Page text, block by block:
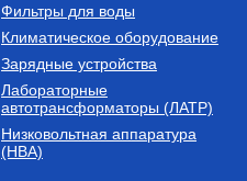
Фильтры для воды
Климатическое оборудование
Зарядные устройства
Лабораторные
автотрансформаторы (ЛАТР)
Низковольтная аппаратура
(НВА)